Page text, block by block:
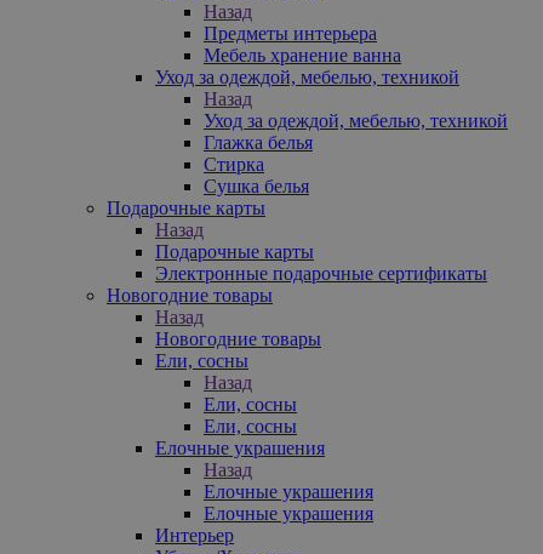
Назад
Предметы интерьера
Мебель хранение ванна
Уход за одеждой, мебелью, техникой
Назад
Уход за одеждой, мебелью, техникой
Глажка белья
Стирка
Сушка белья
Подарочные карты
Назад
Подарочные карты
Электронные подарочные сертификаты
Новогодние товары
Назад
Новогодние товары
Ели, сосны
Назад
Ели, сосны
Ели, сосны
Елочные украшения
Назад
Елочные украшения
Елочные украшения
Интерьер